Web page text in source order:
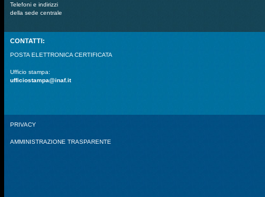
Telefoni e indirizzi
della sede centrale
CONTATTI:
POSTA ELETTRONICA CERTIFICATA
Ufficio stampa:
ufficiostampa@inaf.it
PRIVACY
AMMINISTRAZIONE TRASPARENTE